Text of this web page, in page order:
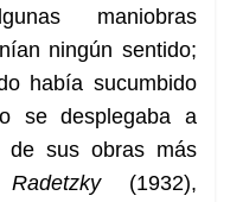
maniobras
ningún sentido;
había sucumbido
se desplegaba a
de sus obras más
(1932),